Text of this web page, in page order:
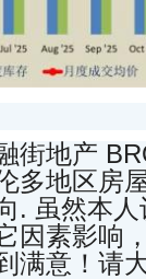
街地产
多地区房
. 虽然本
因素影响
满意！请